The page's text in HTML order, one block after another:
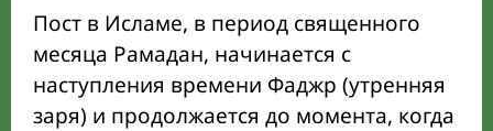
Пост в Исламе, в период священного
месяца Рамадан, начинается с
наступления времени Фаджр (утренняя
заря) и продолжается до момента, когда